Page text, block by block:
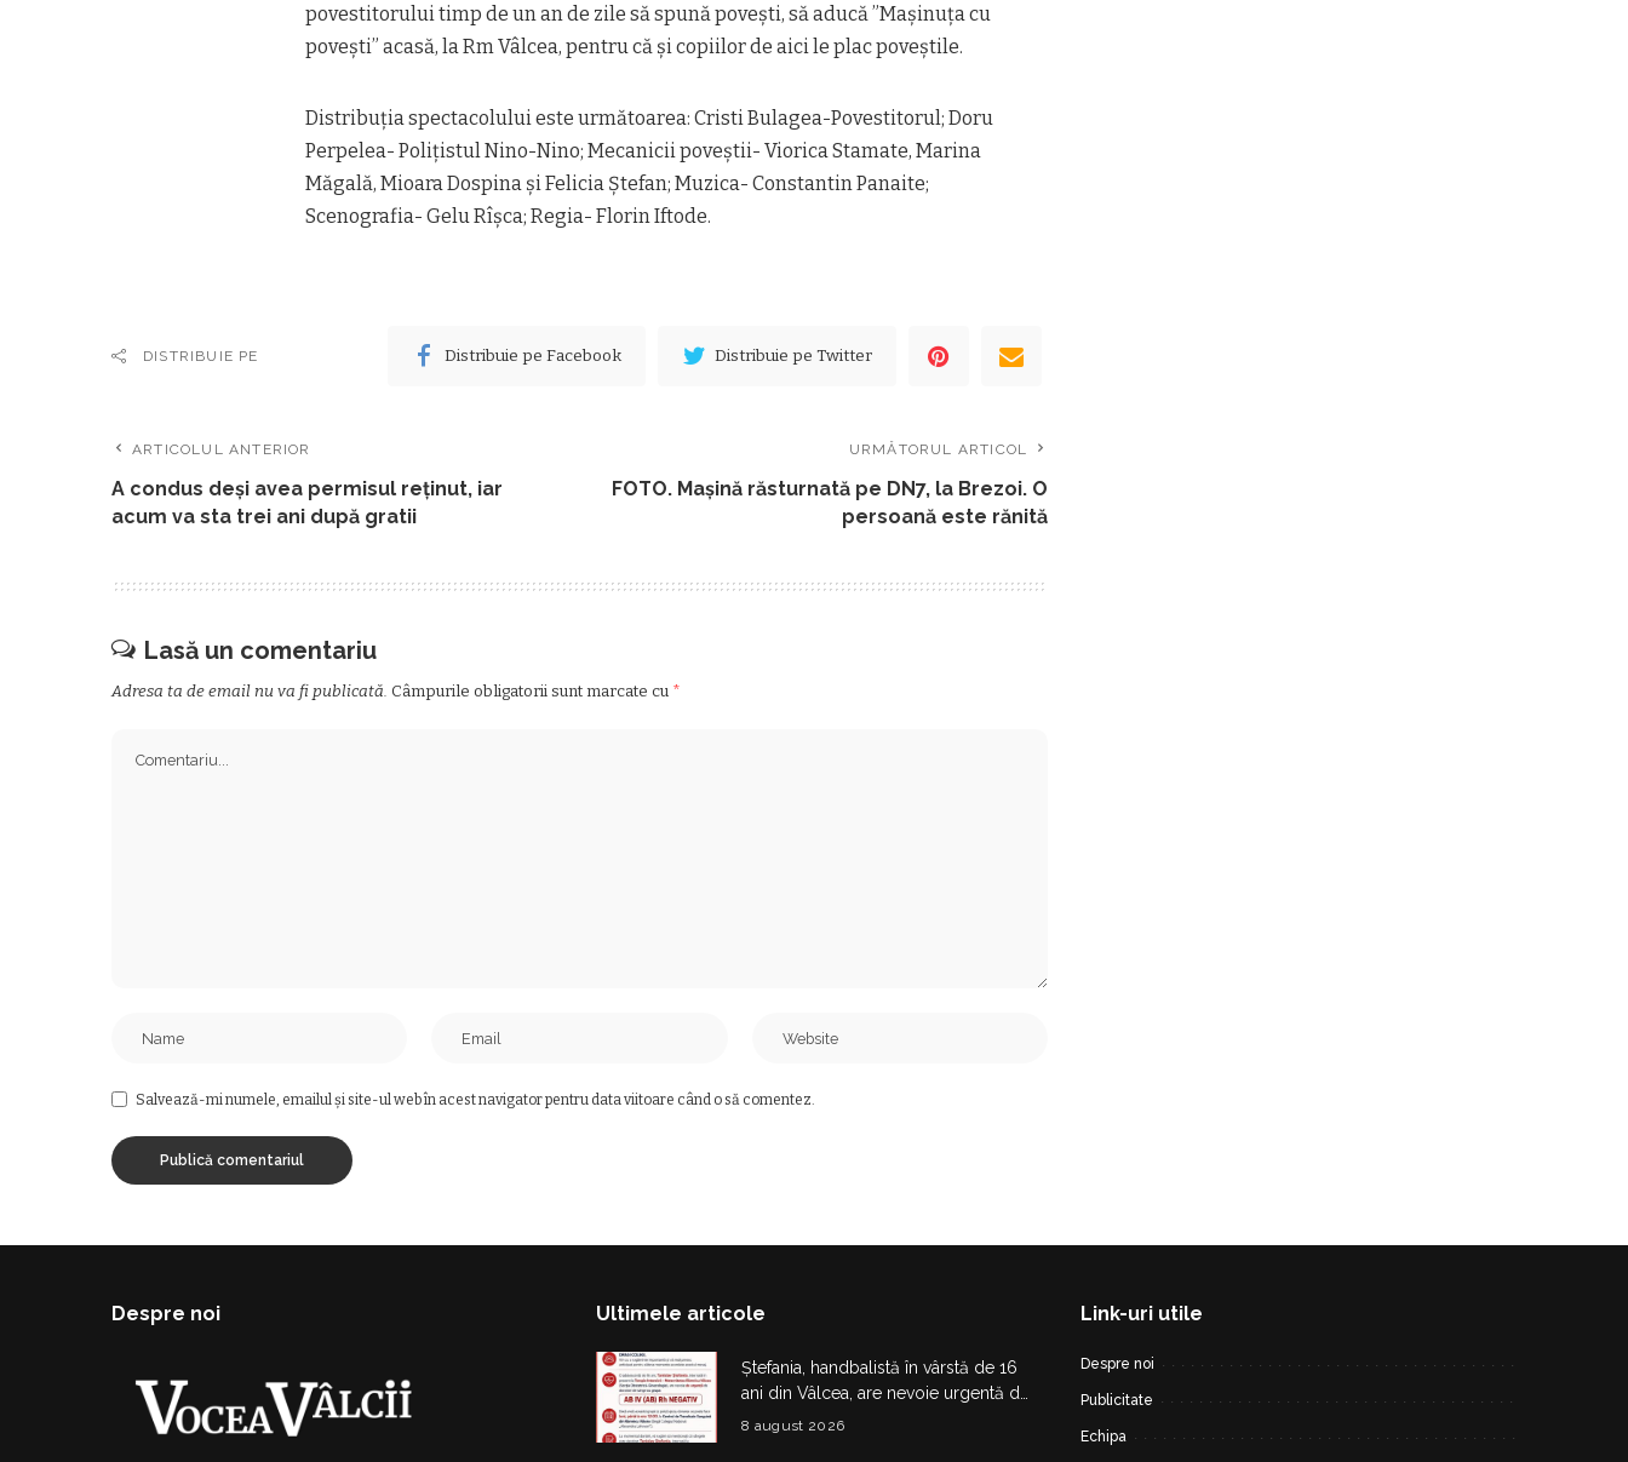
povestitorului timp de un an de zile să spună povești, să aducă ”Mașinuța cu
povești” acasă, la Rm Vâlcea, pentru că și copiilor de aici le plac poveștile.
Distribuția spectacolului este următoarea: Cristi Bulagea-Povestitorul; Doru
Perpelea- Polițistul Nino-Nino; Mecanicii poveștii- Viorica Stamate, Marina
Măgală, Mioara Dospina și Felicia Ștefan; Muzica- Constantin Panaite;
Scenografia- Gelu Rîșca; Regia- Florin Iftode.
DISTRIBUIE PE Distribuie pe Facebook Distribuie pe Twitter
ARTICOLUL ANTERIOR
A condus deși avea permisul reținut, iar
acum va sta trei ani după gratii
URMĂTORUL ARTICOL
FOTO. Mașină răsturnată pe DN7, la Brezoi. O
persoană este rănită
Lasă un comentariu
Adresa ta de email nu va fi publicată. Câmpurile obligatorii sunt marcate cu *
Salvează-mi numele, emailul și site-ul web în acest navigator pentru data viitoare când o să comentez.
Despre noi Ultimele articole
Ștefania, handbalistă în vârstă de 16
ani din Vâlcea, are nevoie urgentă de
sânge. Apel pentru donatori cu
8 august 2026
Link-uri utile
Despre noi
Publicitate
Echipa